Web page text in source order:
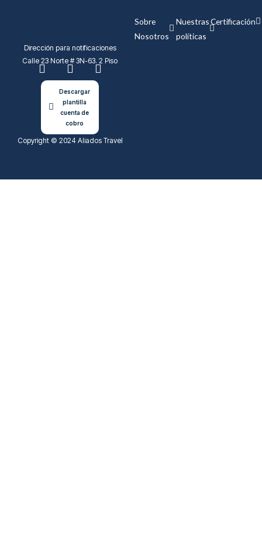
Dirección para notificaciones
Calle 23 Norte # 3N-63. 2 Piso
F
a
c
e
k
I
n
s
t
a
g
r
a
L
i
k
n
Descargar
plantilla
cuenta de
cobro
Copyright © 2024 Aliados Travel
Sobre
Nosotros
Nuestras
políticas
Certificación